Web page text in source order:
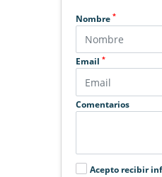
Nombre*
Email*
Comentarios
Acepto recibir